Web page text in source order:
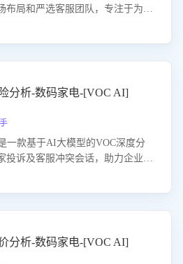
布局和严选客服团队，专注于为企
语音客服服务效率和质量，帮助企
分析-数码家电-[VOC AI]
一款基于AI大模型的VOC深度分
投诉及客服冲突会话，助力企业精
源，并客观评估客服应对合理性与
护品牌声誉，实现客户满意度的持
分析-数码家电-[VOC AI]